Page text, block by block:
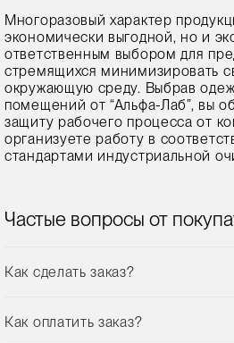
Многоразовый характер
экономически выгодной, но и
ответственным выбором для
стремящихся минимизировать
окружающую среду. Выбрав
помещений от “Альфа-Лаб”, вы
защиту рабочего процесса от
организуете работу в
стандартами индустриальной
Частые вопросы от
Как сделать заказ?
Как оплатить заказ?